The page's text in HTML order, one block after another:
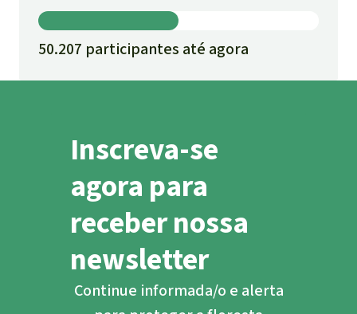
50.207 participantes até agora
Inscreva-se
agora para
receber nossa
newsletter
Continue informada/o e alerta